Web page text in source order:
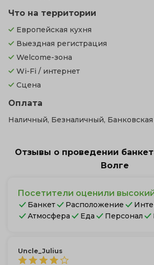
Что на территории
Европейская кухня
Выездная регистрация
Welcome-зона
Wi-Fi / интернет
Сцена
Оплата
Наличный, Безналичный, Банковская
Отзывы о проведении
Волге
Посетители оценили
Банкет Расположение
Атмосфера
Еда Персонал
Uncle_Julius